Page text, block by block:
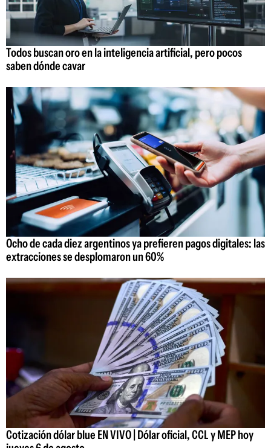
Todos buscan oro en la inteligencia artificial, pero pocos
saben dónde cavar
Ocho de cada diez argentinos ya prefieren pagos digitales: las
extracciones se desplomaron un 60%
Cotización dólar blue EN VIVO | Dólar oficial, CCL y MEP hoy